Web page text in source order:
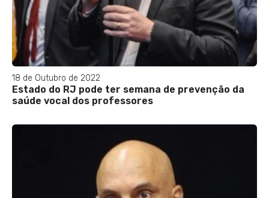
18 de Outubro de 2022
Estado do RJ pode ter semana de prevenção da
saúde vocal dos professores